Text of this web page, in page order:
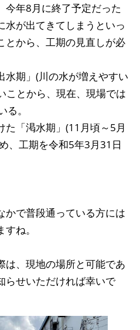
今年8月に終了予定だった
水が出てきてしまうといっ
とから、工期の見直しが必
水期」(川の水が増えやすい
ことから、現在、現場では
。
た「渇水期」(11月頃～5月
、工期を令和5年3月31日
かで普段通っている方には
ね。
は、現地の場所と可能であ
らせいただければ幸いで